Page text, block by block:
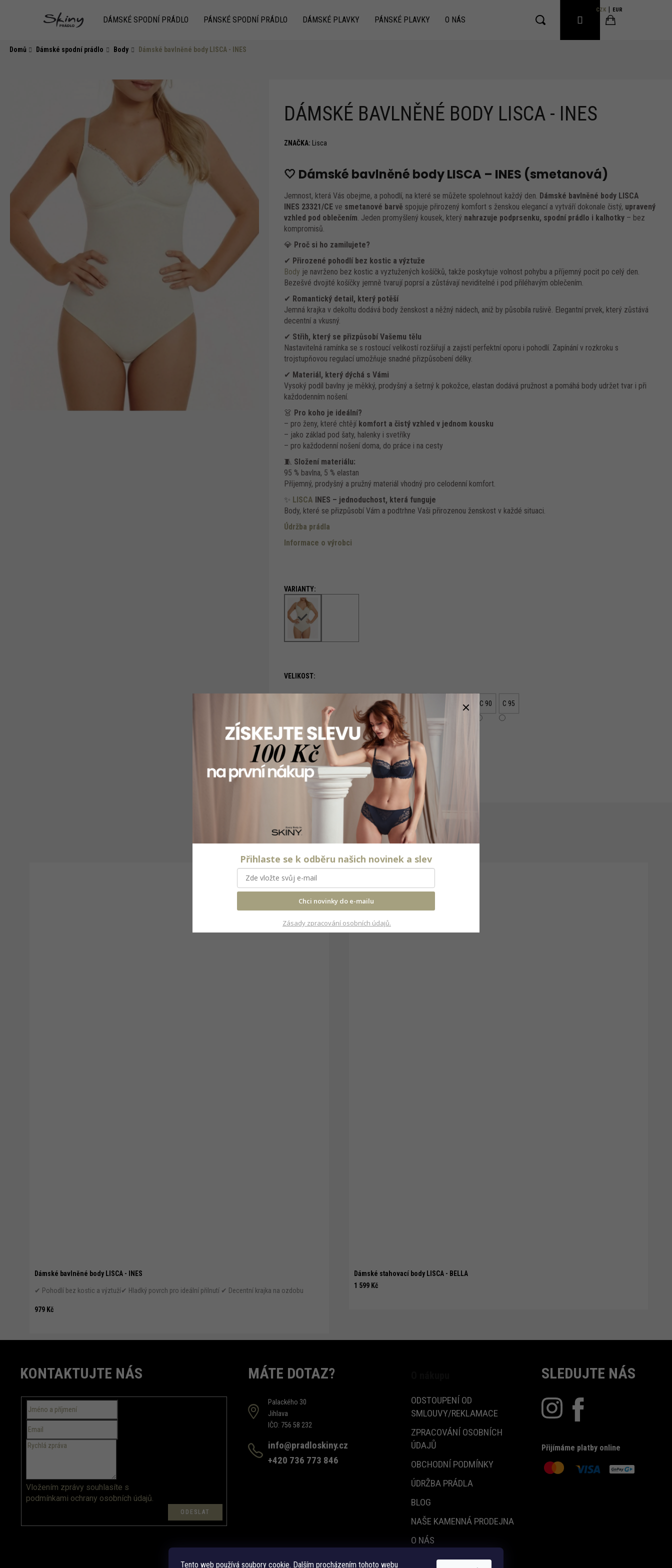
Tento web používá soubory cookie. Dalším procházením tohoto webu
DÁMSKÉ SPODNÍ PRÁDLO PÁNSKÉ SPODNÍ PRÁDLO DÁMSKÉ PLAVKY PÁNSKÉ PLAVKY O NÁS
CZK EUR
PŘIHLÁŠENÍ
Domů Dámské spodní prádlo Body Dámské bavlněné body LISCA - INES
DÁMSKÉ BAVLNĚNÉ BODY LISCA - INES
VELIKOST:
B 90 B 95 C 85 C 90 C 95
979 Kč
Měrná
DO KOŠÍKU
ZNAČKA: Lisca
🤍 Dámské bavlněné body LISCA – INES (smetanová)
Jemnost, která Vás obejme, a pohodlí, na které se můžete spolehnout každý den. Dámské bavlněné body LISCA
INES 23321/CEve smetanové barvě spojuje přirozený komfort s ženskou elegancí a vytváří dokonale čistý, upravený
vzhled pod oblečením. Jeden promyšlený kousek, který nahrazuje podprsenku, spodní prádlo i kalhotky– bez
kompromisů.
💎 Proč si ho zamilujete?
✔ Přirozené pohodlí bez kostic a výztuže
Body je navrženo bez kostic a vyztužených košíčků, takže poskytuje volnost pohybu a příjemný pocit po celý den.
Bezešvé dvojité košíčky jemně tvarují poprsí a zůstávají neviditelné i pod přiléhavým oblečením.
✔ Romantický detail, který potěší
Jemná krajka v dekoltu dodává body ženskost a něžný nádech, aniž by působila rušivě. Elegantní prvek, který zůstává
decentní a vkusný.
✔ Střih, který se přizpůsobí Vašemu tělu
Nastavitelná ramínka se s rostoucí velikostí rozšiřují a zajistí perfektní oporu i pohodlí. Zapínání v rozkroku s
trojstupňovou regulací umožňuje snadné přizpůsobení délky.
✔ Materiál, který dýchá s Vámi
Vysoký podíl bavlny je měkký, prodyšný a šetrný k pokožce, elastan dodává pružnost a pomáhá body udržet tvar i při
každodenním nošení.
👗 Pro koho je ideální?
– pro ženy, které chtějí komfort a čistý vzhled v jednom kousku
– jako základ pod šaty, halenky i svetříky
– pro každodenní nošení doma, do práce i na cesty
🧵 Složení materiálu:
95 % bavlna, 5 % elastan
Příjemný, prodyšný a pružný materiál vhodný pro celodenní komfort.
✨ LISCA INES – jednoduchost, která funguje
Body, které se přizpůsobí Vám a podtrhne Vaši přirozenou ženskost v každé situaci.
Údržba prádla
Informace o výrobci
PODOBNÉ PRODUKTY
Dámské bavlněné body LISCA - INES
979 Kč
✔ Pohodlí bez kostic a výztuží✔ Hladký povrch pro ideální přilnutí ✔ Decentní krajka na ozdobu
Dámské stahovací body LISCA - BELLA
1 599 Kč
Zpět
obchodu
Zpětdo
HLEDAT
Doporučujeme
KONTAKTUJTE NÁS
Vložením zprávy souhlasíte s
podmínkami ochrany osobních údajů.
MÁTE DOTAZ?
Palackého 30
Jihlava
IČO: 756 58 232
info@pradloskiny.cz
+420 736 773 846
ODSTOUPENÍ OD
SMLOUVY/REKLAMACE
ZPRACOVÁNÍ OSOBNÍCH
ÚDAJŮ
OBCHODNÍ PODMÍNKY
ÚDRŽBA PRÁDLA
BLOG
NAŠE KAMENNÁ PRODEJNA
O NÁS
KONTAKTY
SLEDUJTE NÁS
Přijímáme platby online
Přihlaste se k odběru našich novinek a slev
Chci novinky do e-mailu
Zásady zpracování osobních údajů.